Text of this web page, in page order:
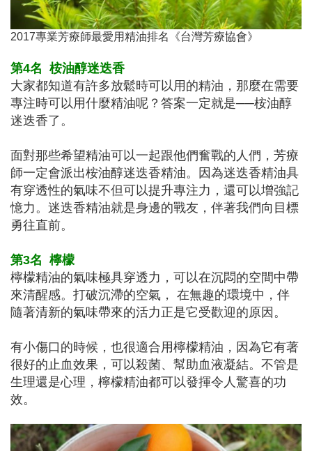
2017專業芳療師最愛用精油排名《台灣芳療協會》
第4名 桉油醇迷迭香
大家都知道有許多放鬆時可以用的精油，那麼在需要
專注時可以用什麼精油呢？答案一定就是­­──桉油醇
迷迭香了。
面對那些希望精油可以一起跟他們奮戰的人們，芳療
師一定會派出桉油醇迷迭香精油。因為迷迭香精油具
有穿透性的氣味不但可以提升專注力，還可以增強記
憶力。迷迭香精油就是身邊的戰友，伴著我們向目標
勇往直前。
第3名 檸檬
檸檬精油的氣味極具穿透力，可以在沉悶的空間中帶
來清醒感。打破沉滯的空氣， 在無趣的環境中，伴
隨著清新的氣味帶來的活力正是它受歡迎的原因。
有小傷口的時候，也很適合用檸檬精油，因為它有著
很好的止血效果，可以殺菌、幫助血液凝結。不管是
生理還是心理，檸檬精油都可以發揮令人驚喜的功
效。